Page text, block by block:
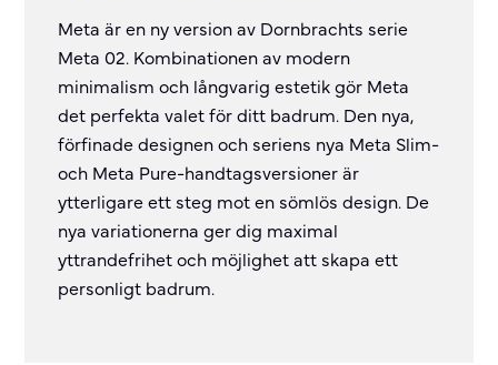
Meta är en ny version av Dornbrachts serie
Meta 02. Kombinationen av modern
minimalism och långvarig estetik gör Meta
det perfekta valet för ditt badrum. Den nya,
förfinade designen och seriens nya Meta Slim-
och Meta Pure-handtagsversioner är
ytterligare ett steg mot en sömlös design. De
nya variationerna ger dig maximal
yttrandefrihet och möjlighet att skapa ett
personligt badrum.